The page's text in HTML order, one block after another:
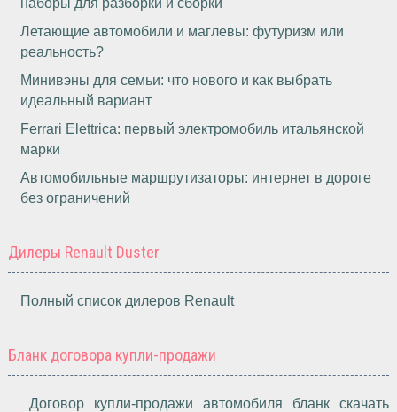
наборы для разборки и сборки
Летающие автомобили и маглевы: футуризм или
реальность?
Минивэны для семьи: что нового и как выбрать
идеальный вариант
Ferrari Elettrica: первый электромобиль итальянской
марки
Автомобильные маршрутизаторы: интернет в дороге
без ограничений
Дилеры Renault Duster
Полный список дилеров Renault
Бланк договора купли-продажи
Договор купли-продажи автомобиля бланк скачать